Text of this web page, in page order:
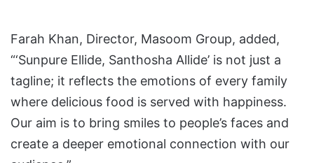
Farah Khan, Director, Masoom Group, added,
“‘Sunpure Ellide, Santhosha Allide’ is not just a
tagline; it reflects the emotions of every family
where delicious food is served with happiness.
Our aim is to bring smiles to people’s faces and
create a deeper emotional connection with our